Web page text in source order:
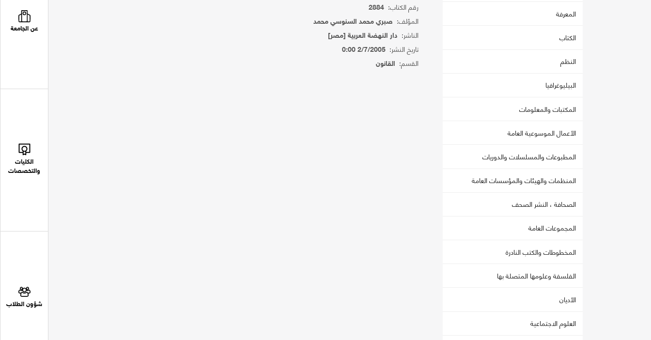
عن الجامعة
الكليات
والتخصصات
شؤون الطلاب
المعرفة
الكتاب
النظم
البيليوغرافيا
المكتبات والمعلومات
الأعمال الموسوعية العامة
المطبوعات والمسلسلات والدوريات
المنظمات والهيئات والمؤسسات العامة
الصحافة ، النشر الصحف
المجموعات العامة
المخطوطات والكتب النادرة
الفلسفة وعلومها المتصلة بها
الأديان
العلوم الاجتماعية
رقم الكتاب: 2884
المؤلف: صبري محمد السنوسي محمد
الناشر: دار النهضة العربية [مصر]
تاريخ النشر: 2/7/2005 0:00
القسم: القانون